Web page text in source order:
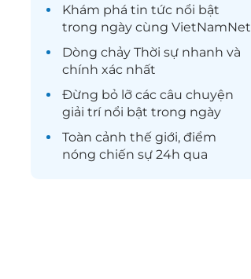
Khám phá tin tức nổi bật
trong ngày cùng VietNamNet
Dòng chảy Thời sự nhanh và
chính xác nhất
Đừng bỏ lỡ các câu chuyện
giải trínổi bật trong ngày
Toàn cảnh thế giới, điểm
nóng chiến sự 24h qua